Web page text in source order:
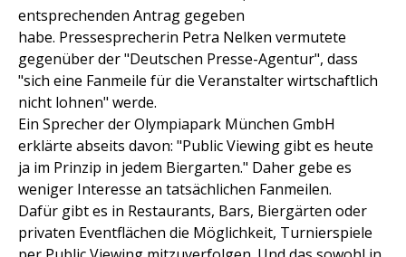
entsprechenden Antrag gegeben
habe. Pressesprecherin Petra Nelken vermutete
gegenüber der "Deutschen Presse-Agentur", dass
"sich eine Fanmeile für die Veranstalter wirtschaftlich
nicht lohnen" werde.
Ein Sprecher der Olympiapark München GmbH
erklärte abseits davon: "Public Viewing gibt es heute
ja im Prinzip in jedem Biergarten." Daher gebe es
weniger Interesse an tatsächlichen Fanmeilen.
Dafür gibt es in Restaurants, Bars, Biergärten oder
privaten Eventflächen die Möglichkeit, Turnierspiele